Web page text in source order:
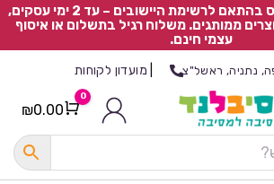
חדש! משלוח אקספרס בהתאם לרשימת היישובים – עד 2 ימי עסקים,
למוצרים ממותגים. משלוח רגיל בתשלום או איסוף
עצמי חינם.
נתניה, ראשל"צ מועדון לקוחות
Cart
0
₪0.00